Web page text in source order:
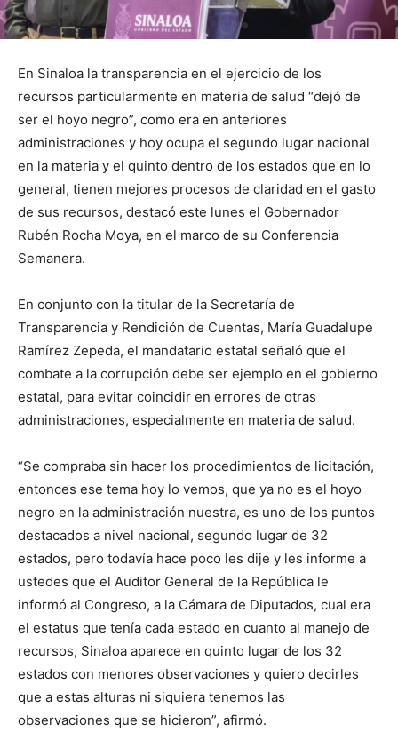
En Sinaloa la transparencia en el ejercicio de los
recursos particularmente en materia de salud “dejó de
ser el hoyo negro”, como era en anteriores
administraciones y hoy ocupa el segundo lugar nacional
en la materia y el quinto dentro de los estados que en lo
general, tienen mejores procesos de claridad en el gasto
de sus recursos, destacó este lunes el Gobernador
Rubén Rocha Moya, en el marco de su Conferencia
Semanera.
En conjunto con la titular de la Secretaría de
Transparencia y Rendición de Cuentas, María Guadalupe
Ramírez Zepeda, el mandatario estatal señaló que el
combate a la corrupción debe ser ejemplo en el gobierno
estatal, para evitar coincidir en errores de otras
administraciones, especialmente en materia de salud.
“Se compraba sin hacer los procedimientos de licitación,
entonces ese tema hoy lo vemos, que ya no es el hoyo
negro en la administración nuestra, es uno de los puntos
destacados a nivel nacional, segundo lugar de 32
estados, pero todavía hace poco les dije y les informe a
ustedes que el Auditor General de la República le
informó al Congreso, a la Cámara de Diputados, cual era
el estatus que tenía cada estado en cuanto al manejo de
recursos, Sinaloa aparece en quinto lugar de los 32
estados con menores observaciones y quiero decirles
que a estas alturas ni siquiera tenemos las
observaciones que se hicieron”, afirmó.